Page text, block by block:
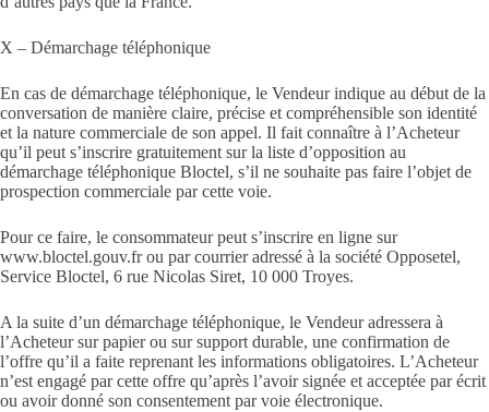
X – Démarchage téléphonique
En cas de démarchage téléphonique, le Vendeur indique au début de la
conversation de manière claire, précise et compréhensible son identité
et la nature commerciale de son appel. Il fait connaître à l’Acheteur
qu’il peut s’inscrire gratuitement sur la liste d’opposition au
démarchage téléphonique Bloctel, s’il ne souhaite pas faire l’objet de
prospection commerciale par cette voie.
Pour ce faire, le consommateur peut s’inscrire en ligne sur
www.bloctel.gouv.fr ou par courrier adressé à la société Opposetel,
Service Bloctel, 6 rue Nicolas Siret, 10 000 Troyes.
A la suite d’un démarchage téléphonique, le Vendeur adressera à
l’Acheteur sur papier ou sur support durable, une confirmation de
l’offre qu’il a faite reprenant les informations obligatoires. L’Acheteur
n’est engagé par cette offre qu’après l’avoir signée et acceptée par écrit
ou avoir donné son consentement par voie électronique.